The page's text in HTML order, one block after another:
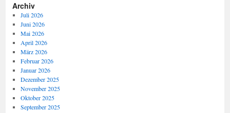
Archiv
Juli 2026
Juni 2026
Mai 2026
April 2026
März 2026
Februar 2026
Januar 2026
Dezember 2025
November 2025
Oktober 2025
September 2025